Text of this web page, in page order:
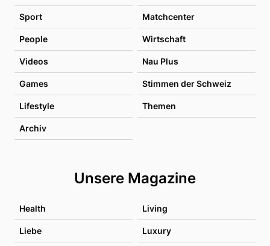
Sport Matchcenter
People Wirtschaft
Videos Nau Plus
Games Stimmen der Schweiz
Lifestyle Themen
Archiv
Unsere Magazine
Health Living
Liebe Luxury